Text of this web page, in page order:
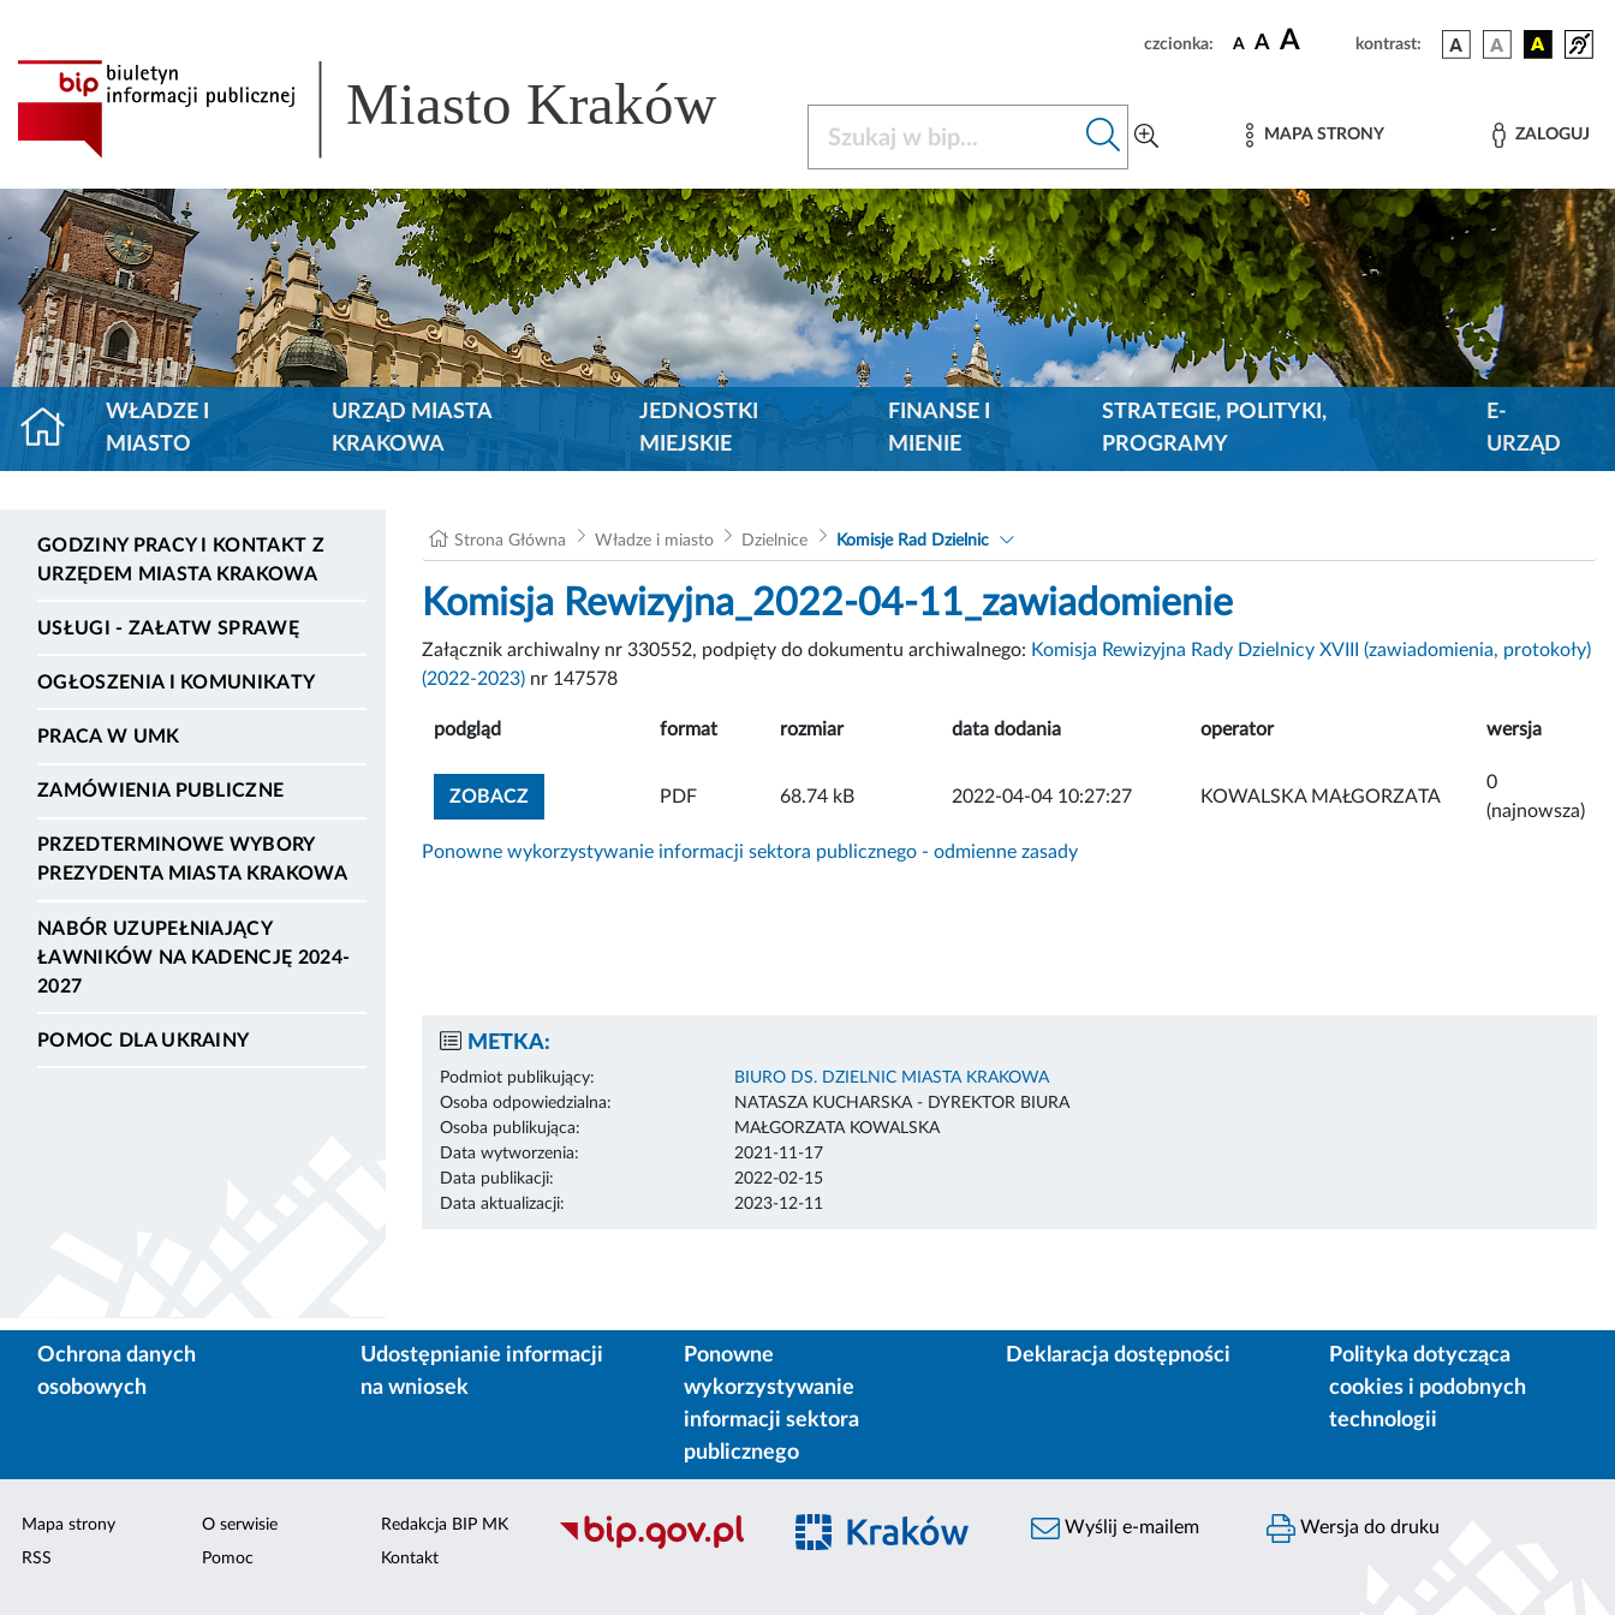
czcionka: A A A kontrast:
Miasto Kraków MAPA STRONY ZALOGUJ
WŁADZE I
MIASTO
URZĄD MIASTA
KRAKOWA
JEDNOSTKI
MIEJSKIE
FINANSE I
MIENIE
STRATEGIE, POLITYKI,
PROGRAMY
E-
URZĄD
GODZINY PRACY I KONTAKT Z
URZĘDEM MIASTA KRAKOWA
USŁUGI - ZAŁATW SPRAWĘ
OGŁOSZENIA I KOMUNIKATY
PRACA W UMK
ZAMÓWIENIA PUBLICZNE
PRZEDTERMINOWE WYBORY
PREZYDENTA MIASTA KRAKOWA
NABÓR UZUPEŁNIAJĄCY
ŁAWNIKÓW NA KADENCJĘ 2024-
2027
POMOC DLA UKRAINY
Strona Główna Władze i miasto Dzielnice Komisje Rad Dzielnic
Komisja Rewizyjna_2022-04-11_zawiadomienie
Załącznik archiwalny nr 330552, podpięty do dokumentu archiwalnego: Komisja Rewizyjna Rady Dzielnicy XVIII (zawiadomienia, protokoły)
(2022-2023) nr 147578
podgląd format rozmiar data dodania operator wersja
ZOBACZZOBACZ ZAŁĄCZNIK
PDF 68.74 kB 2022-04-04 10:27:27 KOWALSKA MAŁGORZATA
0
(najnowsza)
Ponowne wykorzystywanie informacji sektora publicznego - odmienne zasady
METKA:
Podmiot publikujący:
BIURO DS. DZIELNIC MIASTA KRAKOWA
Osoba odpowiedzialna:
NATASZA KUCHARSKA - DYREKTOR BIURA
Osoba publikująca:
MAŁGORZATA KOWALSKA
Data wytworzenia:
2021-11-17
Data publikacji:
2022-02-15
Data aktualizacji:
2023-12-11
Ochrona danych
osobowych
Udostępnianie informacji
na wniosek
Ponowne
wykorzystywanie
informacji sektora
publicznego
Deklaracja dostępności
Polityka dotycząca
cookies i podobnych
technologii
Mapa strony
RSS
O serwisie
Pomoc
Redakcja BIP MK
Kontakt
Wyślij e-mailem Wersja do druku